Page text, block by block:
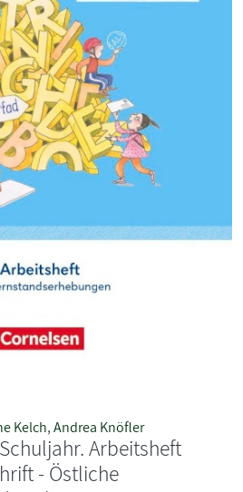
Kelch,Andrea Knöfler
Arbeitsheft
- Östliche